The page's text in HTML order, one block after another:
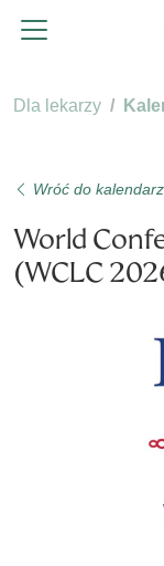
Dla lekarzy
Wróć do
World
(WCLC